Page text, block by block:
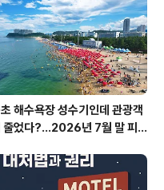
원 누가 먹
포 건강에
해수욕장 성수기인데 관광객
줄었다?…2026년 7월 말 피